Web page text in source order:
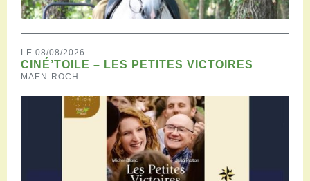
LE 08/08/2026
CINÉ’TOILE – LES PETITES VICTOIRES
MAEN-ROCH